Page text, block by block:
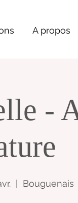
A propos
-
  |
Bouguenais